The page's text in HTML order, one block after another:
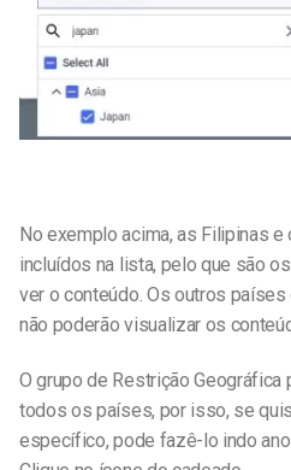
No exemplo acima, as Filipinas
incluídos na lista, pelo que são
ver o conteúdo. Os outros
não poderão visualizar os
O grupo de Restrição
todos os países, por isso, se
específico, pode fazê-lo indo a